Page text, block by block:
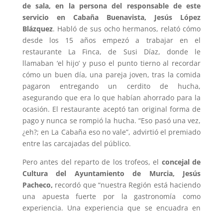
de sala, en la persona del responsable de este
servicio en Cabaña Buenavista, Jesús López
Blázquez. Habló de sus ocho hermanos, relató cómo
desde los 15 años empezó a trabajar en el
restaurante La Finca, de Susi Díaz, donde le
llamaban ‘el hijo’ y puso el punto tierno al recordar
cómo un buen día, una pareja joven, tras la comida
pagaron entregando un cerdito de hucha,
asegurando que era lo que habían ahorrado para la
ocasión. El restaurante aceptó tan original forma de
pago y nunca se rompió la hucha. “Eso pasó una vez,
¿eh?; en La Cabaña eso no vale”, advirtió el premiado
entre las carcajadas del público.
Pero antes del reparto de los trofeos, el concejal de
Cultura del Ayuntamiento de Murcia, Jesús
Pacheco, recordó que “nuestra Región está haciendo
una apuesta fuerte por la gastronomía como
experiencia. Una experiencia que se encuadra en